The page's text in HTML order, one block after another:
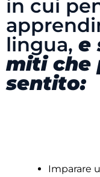
in cui
lingua, e
miti che
sentito:
Imparare